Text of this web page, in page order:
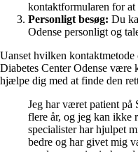
kontaktformularen for at
Personligt besøg: Du
Odense personligt og
Uanset hvilken
Diabetes Center Odense være
hjælpe dig med at finde den
Jeg har været patient på
flere år, og jeg kan ikke
specialister har hjulpet
bedre og har givet mig